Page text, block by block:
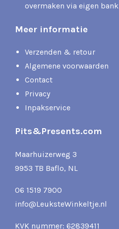
overmaken via eigen bank
Meer informatie
Verzenden & retour
Algemene voorwaarden
Contact
Privacy
Inpakservice
Pits&Presents.com
Maarhuizerweg 3
9953 TB Baflo, NL
06 1519 7900
info@LeuksteWinkeltje.nl
KVK nummer: 62839411